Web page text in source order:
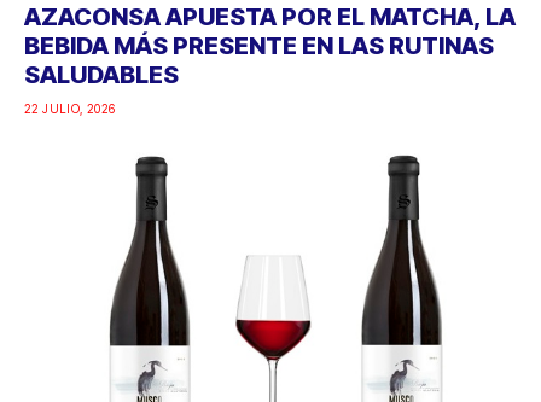
AZACONSA APUESTA POR EL MATCHA, LA
BEBIDA MÁS PRESENTE EN LAS RUTINAS
SALUDABLES
22 JULIO, 2026